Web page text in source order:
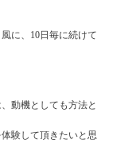
に、10日毎に続けて
動機としても方法と
験して頂きたいと思